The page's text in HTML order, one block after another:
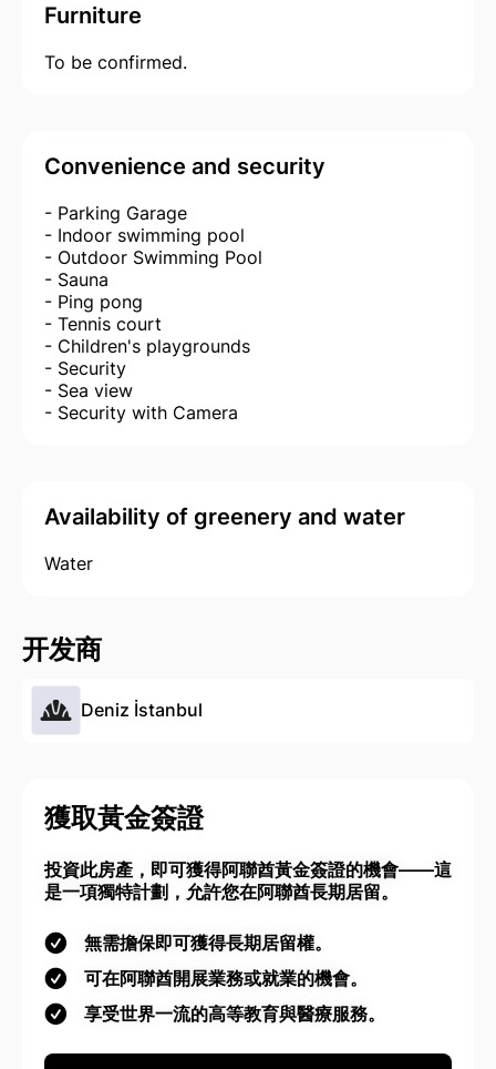
Furniture
To be confirmed.
Convenience and security
- Parking Garage
- Indoor swimming pool
- Outdoor Swimming Pool
- Sauna
- Ping pong
- Tennis court
- Children's playgrounds
- Security
- Sea view
- Security with Camera
Availability of greenery and water
Water
开发商
Deniz İstanbul
獲取黃金簽證
投資此房產，即可獲得阿聯酋黃金簽證的機會——這
是一項獨特計劃，允許您在阿聯酋長期居留。
無需擔保即可獲得長期居留權。
可在阿聯酋開展業務或就業的機會。
享受世界一流的高等教育與醫療服務。